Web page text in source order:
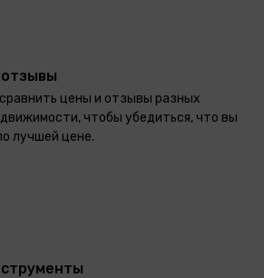
цены и отзывы разных
чтобы убедиться, что вы
лучшей цене.